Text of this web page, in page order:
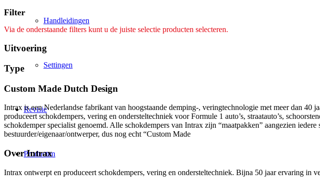
Handleidingen
Settingen
Revisie
Producten
Filter
Via de onderstaande filters kunt u de juiste selectie producten selecteren.
Uitvoering
Type
Custom Made Dutch Design
Intrax is een Nederlandse fabrikant van hoogstaande demping-, veringtechnologie met meer dan
produceert schokdempers, vering en ondersteltechniek voor Formule 1 auto’s, straatauto’s,
schokdemper specialist genoemd. Alle schokdempers van Intrax zijn “maatpakken” aangezien
bestuurder/eigenaar/ontwerper, dus nog echt “Custom Made
Over Intrax
Intrax ontwerpt en produceert schokdempers, vering en ondersteltechniek. Bijna 50 jaar ervaring in